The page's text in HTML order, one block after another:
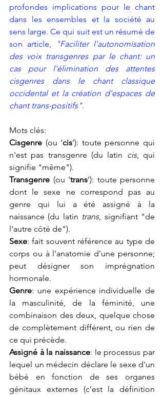
profondes implications pour le chant
dans les ensembles et la société au
sens large. Ce qui suit est un résumé de
son article,
"Faciliter l'autonomisation
des voix transgenres par le chant: un
cas pour l'élimination des attentes
cisgenres dans le chant classique
occidental et la création d'espaces de
chant trans-positifs".
Mots clés:
Cisgenre (ou ‘cis’): toute personne qui
n'est pas transgenre (du latin cis, qui
signifie "même").
Transgenre (ou ‘trans’): toute personne
dont le sexe ne correspond pas au
genre qui lui a été assigné à la
naissance (du latin trans, signifiant "de
l'autre côté de").
Sexe: fait souvent référence au type de
corps ou à l'anatomie d'une personne;
peut désigner son imprégnation
hormonale.
Genre: une expérience individuelle de
la masculinité, de la féminité, une
combinaison des deux, quelque chose
de complètement différent, ou rien de
ce qui précède.
Assigné à la naissance: le processus par
lequel un médecin déclare le sexe d'un
bébé en fonction de ses organes
génitaux externes (c’est la définition